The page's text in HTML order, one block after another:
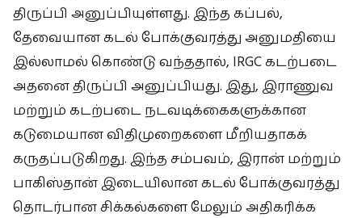
திருப்பி அனுப்பியுள்ளது. இந்த கப்பல்,
தேவையான கடல் போக்குவரத்து அனுமதியை
இல்லாமல் கொண்டு வந்ததால், IRGC கடற்படை
அதனை திருப்பி அனுப்பியது. இது, இராணுவ
மற்றும் கடற்படை நடவடிக்கைகளுக்கான
கடுமையான விதிமுறைகளை மீறியதாகக்
கருதப்படுகிறது. இந்த சம்பவம், இரான் மற்றும்
பாகிஸ்தான் இடையிலான கடல் போக்குவரத்து
தொடர்பான சிக்கல்களை மேலும் அதிகரிக்க